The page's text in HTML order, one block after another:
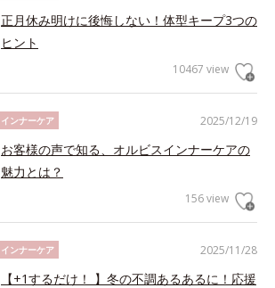
正月休み明けに後悔しない！体型キープ3つの
ヒント
10467 view
2025/12/19
インナーケア
お客様の声で知る、オルビスインナーケアの
魅力とは？
156 view
2025/11/28
インナーケア
【+1するだけ！ 】冬の不調あるあるに！応援